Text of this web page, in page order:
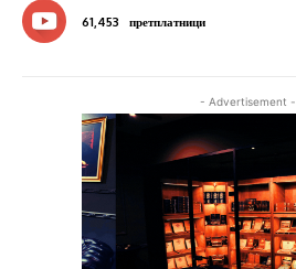
61,453 претплатници
- Advertisement -